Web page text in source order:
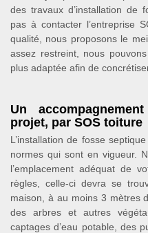
des travaux d’installation de
pas à contacter l’entreprise
qualité, nous proposons le
assez restreint, nous
plus adaptée afin de
Un
projet, par SOS toiture
L’installation de fosse
normes qui sont en vigueur.
l’emplacement adéquat de
règles, celle-ci devra se
maison, à au moins 3 mètres
des arbres et autres
captages d’eau potable, des